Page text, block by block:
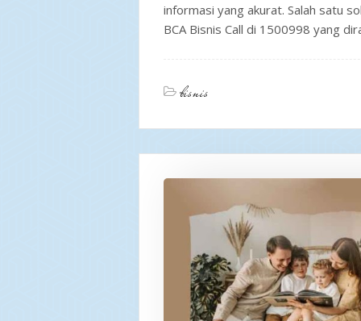
informasi yang akurat. Salah satu
BCA Bisnis Call di 1500998 yang
bisnis